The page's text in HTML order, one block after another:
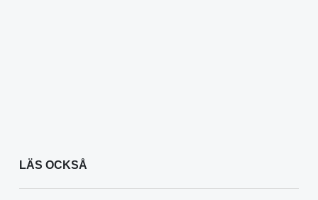
LÄS OCKSÅ